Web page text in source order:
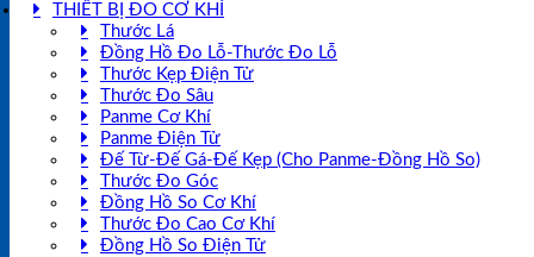
THIẾT BỊ ĐO CƠ KHÍ
Thước Lá
Đồng Hồ Đo Lỗ-Thước Đo Lỗ
Thước Kẹp Điện Tử
Thước Đo Sâu
Panme Cơ Khí
Panme Điện Tử
Đế Từ-Đế Gá-Đế Kẹp (Cho Panme-Đồng Hồ So)
Thước Đo Góc
Đồng Hồ So Cơ Khí
Thước Đo Cao Cơ Khí
Đồng Hồ So Điện Tử